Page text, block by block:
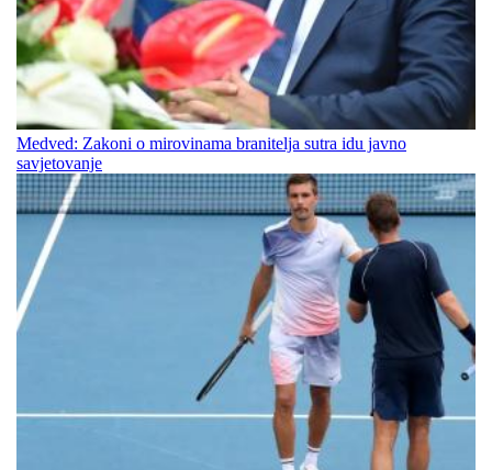
Medved: Zakoni o mirovinama branitelja sutra idu javno
savjetovanje